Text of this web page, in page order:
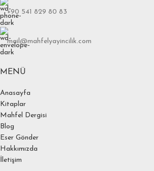
+90 541 829 80 83
mail@mahfelyayincilik.com
MENÜ
Anasayfa
Kitaplar
Mahfel Dergisi
Blog
Eser Gönder
Hakkımızda
İletişim